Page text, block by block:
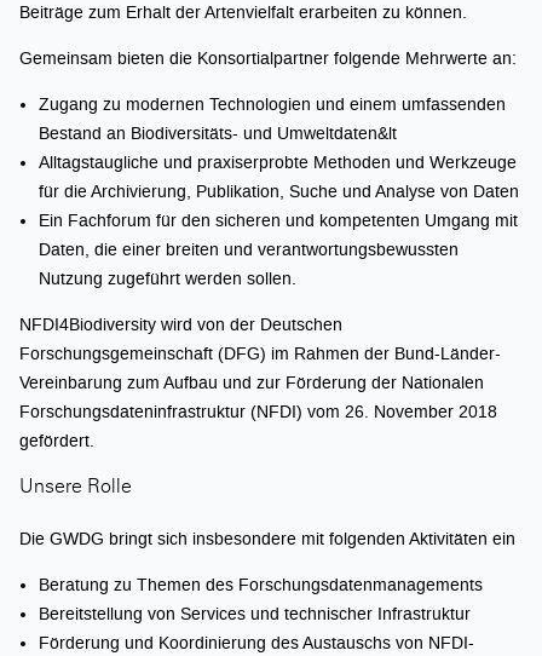
Beiträge zum Erhalt der Artenvielfalt erarbeiten zu können.
Gemeinsam bieten die Konsortialpartner folgende Mehrwerte an:
Zugang zu modernen Technologien und einem umfassenden
Bestand an Biodiversitäts- und Umweltdaten&lt
Alltagstaugliche und praxiserprobte Methoden und Werkzeuge
für die Archivierung, Publikation, Suche und Analyse von Daten
Ein Fachforum für den sicheren und kompetenten Umgang mit
Daten, die einer breiten und verantwortungsbewussten
Nutzung zugeführt werden sollen.
NFDI4Biodiversity wird von der Deutschen
Forschungsgemeinschaft (DFG) im Rahmen der Bund-Länder-
Vereinbarung zum Aufbau und zur Förderung der Nationalen
Forschungsdateninfrastruktur (NFDI) vom 26. November 2018
gefördert.
Unsere Rolle
Die GWDG bringt sich insbesondere mit folgenden Aktivitäten ein
Beratung zu Themen des Forschungsdatenmanagements
Bereitstellung von Services und technischer Infrastruktur
Förderung und Koordinierung des Austauschs von NFDI-